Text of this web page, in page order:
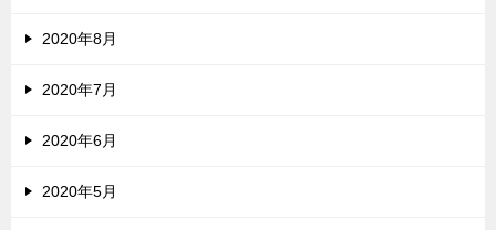
2020年8月
2020年7月
2020年6月
2020年5月